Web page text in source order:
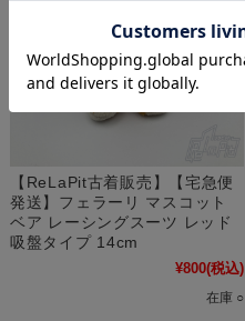
【ReLaPit古着販売】【宅急便
発送】フェラーリ マスコット
ベア レーシングスーツ レッド
吸盤タイプ 14cm
¥800(税込)
在庫 ○